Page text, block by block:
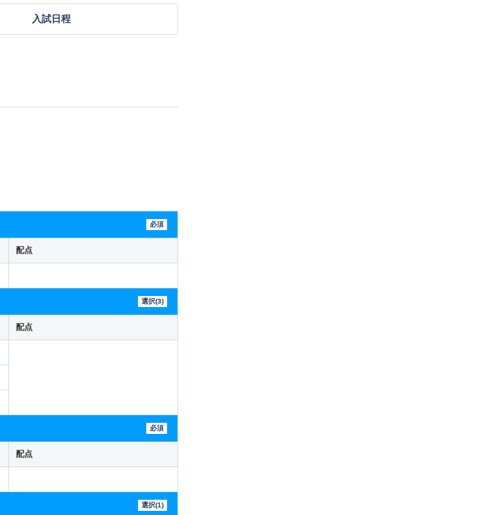
入試日程
必須
配点
選択(3)
配点
必須
配点
選択(1)